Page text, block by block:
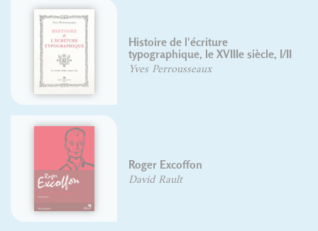
Histoire de l'écriture
typographique, le XVIIIe siècle, I/II
Yves Perrousseaux
Roger Excoffon
David Rault